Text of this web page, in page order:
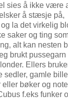
sies å ikke være
å stæsje på,
la det virkelig
saker og ting
alt kan nesten
brukt
Ellers
sedler, gamle
bøker og
f.eks funker